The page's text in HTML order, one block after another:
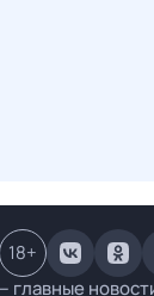
18+